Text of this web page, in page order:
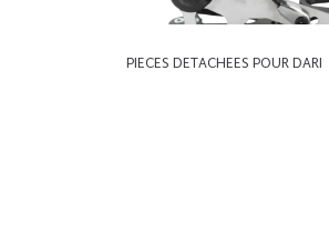
PIECES DETACHEES POUR DARI